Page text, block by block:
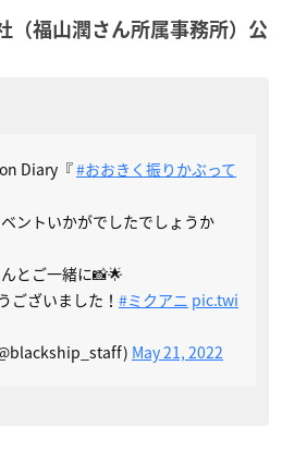
（福山潤さん所属事務所）公
Diary『#おおきく振りかぶって
ントいかがでしたでしょうか
とご一緒に📸🌟
ございました！ #ミクアニ pic.twi
May 21, 2022